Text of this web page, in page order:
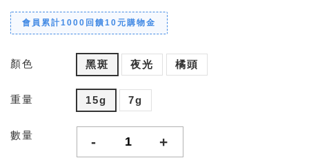
會員累計1000回饋10元購物金
顏色 黑斑 夜光 橘頭
重量 15g 7g
數量 - +